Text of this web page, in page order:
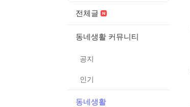
전체글
동네생활 커뮤니티
공지
인기
동네생활